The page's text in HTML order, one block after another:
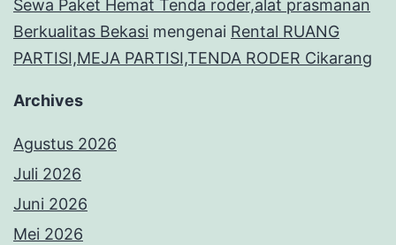
Sewa Paket Hemat Tenda roder,alat prasmanan
Berkualitas Bekasi mengenai Rental RUANG
PARTISI,MEJA PARTISI,TENDA RODER Cikarang
Archives
Agustus 2026
Juli 2026
Juni 2026
Mei 2026